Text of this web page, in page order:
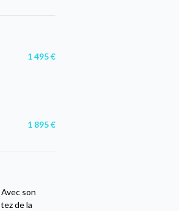
1 495 €
1 895 €
son
de la